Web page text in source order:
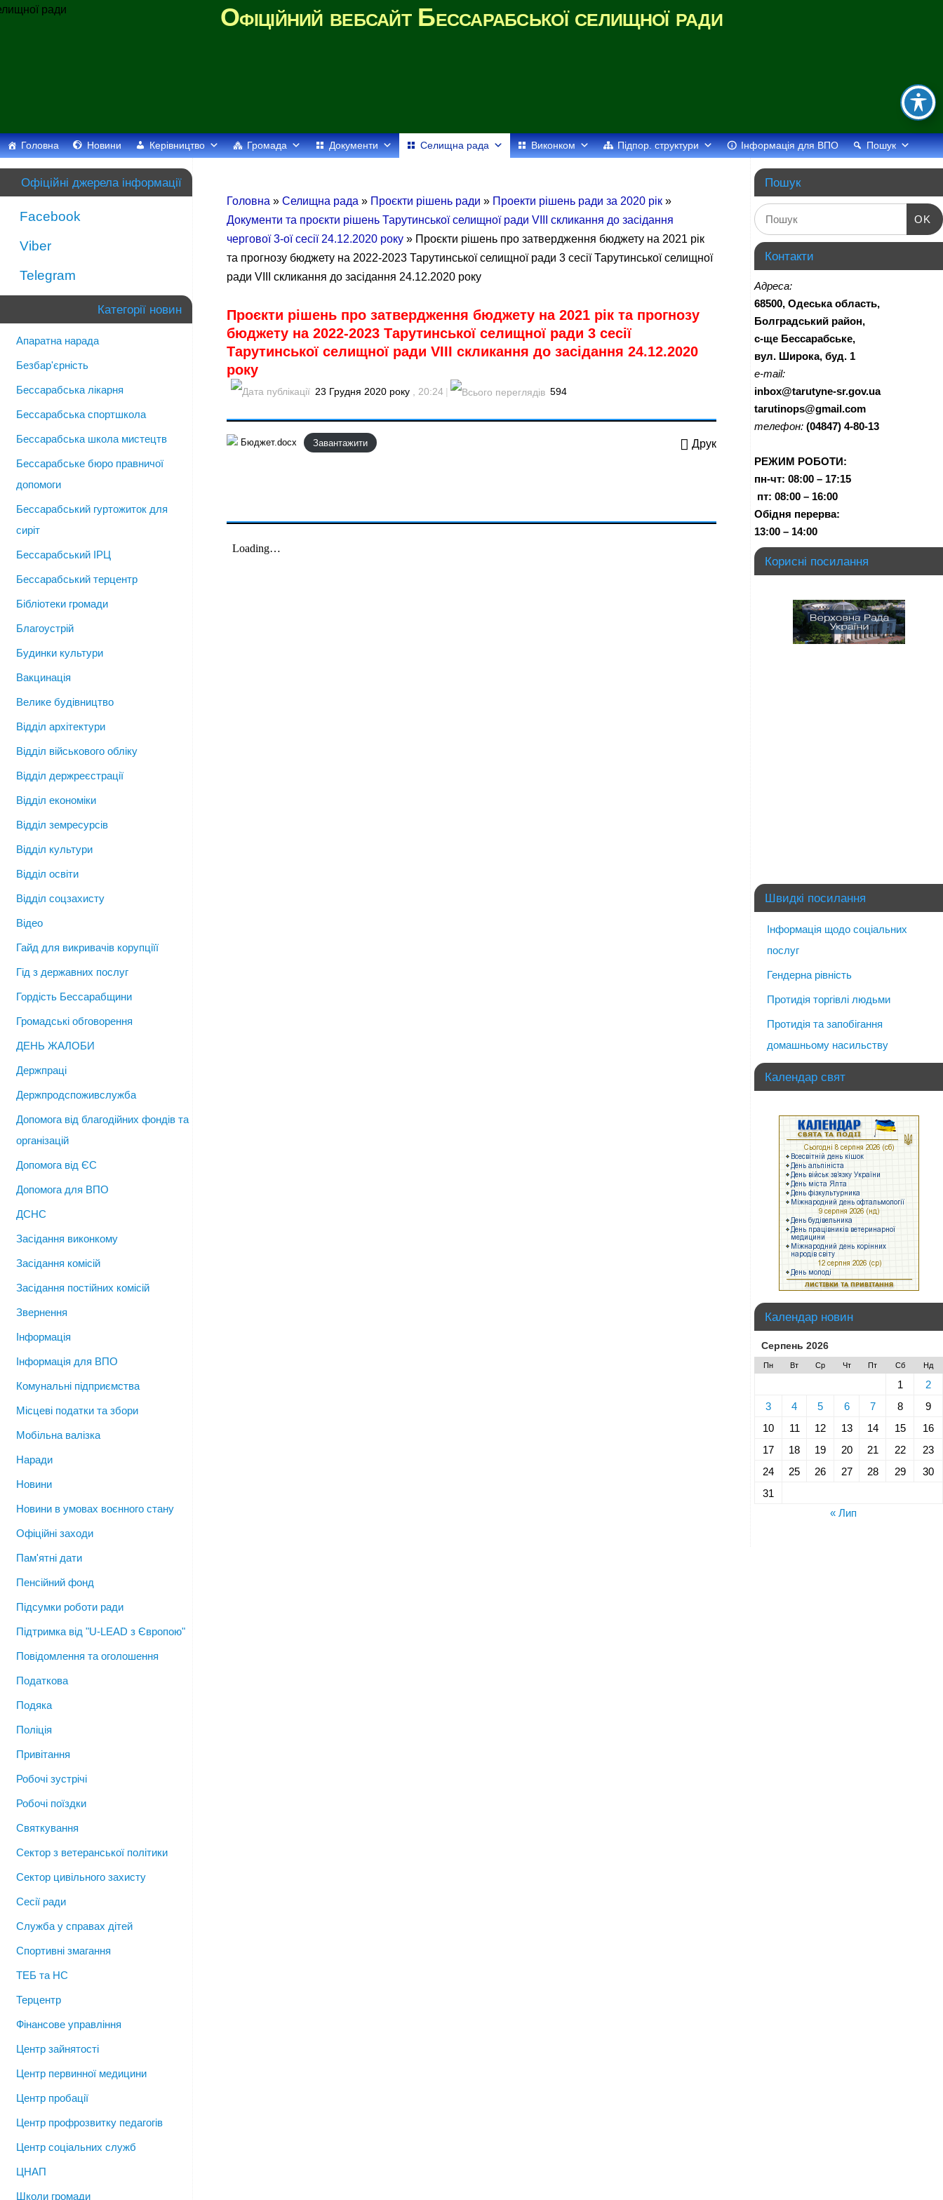
Офіційний вебсайт Бессарабської селищної ради
Головна Новини Керівництво Громада Документи Селищна рада Виконком Підпор. структури Інформація для ВПО Пошук
Головна » Селищна рада » Проєкти рішень ради » Проекти рішень ради за 2020 рік »
Документи та проєкти рішень Тарутинської селищної ради VIII скликання до засідання
чергової 3-ої сесії 24.12.2020 року » Проєкти рішень про затвердження бюджету на 2021 рік
та прогнозу бюджету на 2022-2023 Тарутинської селищної ради 3 сесії Тарутинської селищної
ради VIII скликання до засідання 24.12.2020 року
Проєкти рішень про затвердження бюджету на 2021 рік та прогнозу
бюджету на 2022-2023 Тарутинської селищної ради 3 сесії
Тарутинської селищної ради VIII скликання до засідання 24.12.2020
року
23 Грудня 2020 року , 20:24 | 594
Бюджет.docx Завантажити Друк
Офіційні джерела інформації
Facebook
Viber
Telegram
Категорії новин
Апаратна нарада
Безбар'єрність
Бессарабська лікарня
Бессарабська спортшкола
Бессарабська школа мистецтв
Бессарабське бюро правничої
допомоги
Бессарабський гуртожиток для
сиріт
Бессарабський ІРЦ
Бессарабський терцентр
Бібліотеки громади
Благоустрій
Будинки культури
Вакцинація
Велике будівництво
Відділ архітектури
Відділ військового обліку
Відділ держреєстрації
Відділ економіки
Відділ земресурсів
Відділ культури
Відділ освіти
Відділ соцзахисту
Відео
Гайд для викривачів корупціїї
Гід з державних послуг
Гордість Бессарабщини
Громадські обговорення
ДЕНЬ ЖАЛОБИ
Держпраці
Держпродспоживслужба
Допомога від благодійних фондів та
організацій
Допомога від ЄС
Допомога для ВПО
ДСНС
Засідання виконкому
Засідання комісій
Засідання постійних комісій
Звернення
Інформація
Інформація для ВПО
Комунальні підприємства
Місцеві податки та збори
Мобільна валізка
Наради
Новини
Новини в умовах воєнного стану
Офіційні заходи
Пам'ятні дати
Пенсійний фонд
Підсумки роботи ради
Підтримка від "U-LEAD з Європою"
Повідомлення та оголошення
Податкова
Подяка
Поліція
Привітання
Робочі зустрічі
Робочі поїздки
Святкування
Сектор з ветеранської політики
Сектор цивільного захисту
Сесії ради
Служба у справах дітей
Спортивні змагання
ТЕБ та НС
Терцентр
Фінансове управління
Центр зайнятості
Центр первинної медицини
Центр пробації
Центр профрозвитку педагогів
Центр соціальних служб
ЦНАП
Школи громади
Пошук
OK
Контакти
Адреса:
68500, Одеська область,
Болградський район,
с-ще Бессарабське,
вул. Широка, буд. 1
e-mail:
inbox@tarutyne-sr.gov.ua
tarutinops@gmail.com
телефон: (04847) 4-80-13
РЕЖИМ РОБОТИ:
пн-чт: 08:00 – 17:15
пт: 08:00 – 16:00
Обідня перерва:
13:00 – 14:00
Корисні посилання
Швидкі посилання
Інформація щодо соціальних
послуг
Гендерна рівність
Протидія торгівлі людьми
Протидія та запобігання
домашньому насильству
Календар свят
Календар новин
Серпень 2026
Пн Вт Ср Чт Пт Сб Нд
1
2
3
4 5 6 7 8
9
10
11 12 13 14 15
16
17
18 19 20 21 22
23
24
25 26 27 28 29
30
31
« Лип